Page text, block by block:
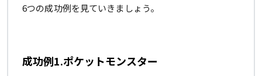
6つの成功例を見ていきましょう。
成功例1.ポケットモンスター